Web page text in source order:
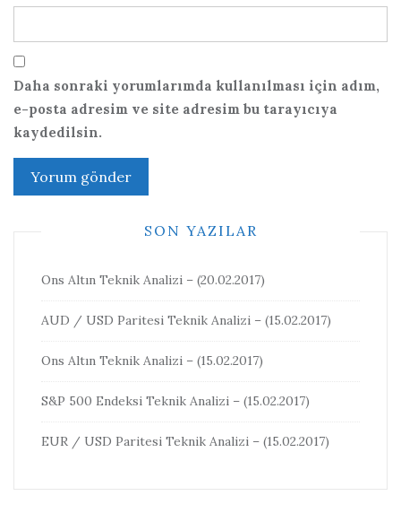
Daha sonraki yorumlarımda kullanılması için adım,
e-posta adresim ve site adresim bu tarayıcıya
kaydedilsin.
SON YAZILAR
Ons Altın Teknik Analizi – (20.02.2017)
AUD / USD Paritesi Teknik Analizi – (15.02.2017)
Ons Altın Teknik Analizi – (15.02.2017)
S&P 500 Endeksi Teknik Analizi – (15.02.2017)
EUR / USD Paritesi Teknik Analizi – (15.02.2017)